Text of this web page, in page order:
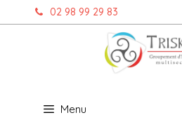
au
02 98 99 29 83
Menu